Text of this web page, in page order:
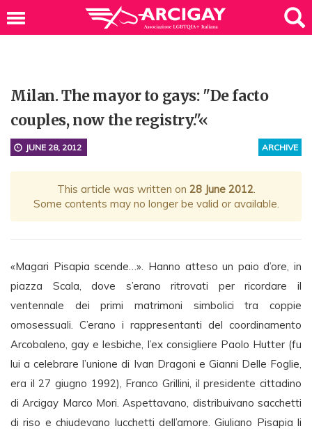
Milan. The mayor to gays: "De facto
couples, now the registry."«
ARCHIVE
JUNE 28, 2012
This article was written on 28 June 2012.
Some contents may no longer be valid or available.
«Magari Pisapia scende…». Hanno atteso un paio d’ore, in
piazza Scala, dove s’erano ritrovati per ricordare il
ventennale dei primi matrimoni simbolici tra coppie
omosessuali. C’erano i rappresentanti del coordinamento
Arcobaleno, gay e lesbiche, l’ex consigliere Paolo Hutter (fu
lui a celebrare l’unione di Ivan Dragoni e Gianni Delle Foglie,
era il 27 giugno 1992), Franco Grillini, il presidente cittadino
di Arcigay Marco Mori. Aspettavano, distribuivano sacchetti
di riso e chiudevano lucchetti dell’amore. Giuliano Pisapia li